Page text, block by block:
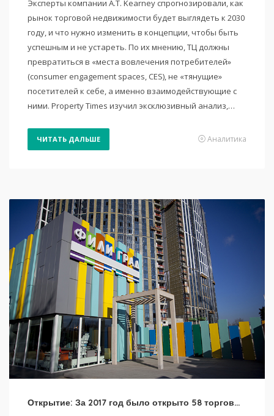
Эксперты компании A.T. Kearney спрогнозировали, как
рынок торговой недвижимости будет выглядеть к 2030
году, и что нужно изменить в концепции, чтобы быть
успешным и не устареть. По их мнению, ТЦ должны
превратиться в «места вовлечения потребителей»
(consumer engagement spaces, CES), не «тянущие»
посетителей к себе, а именно взаимодействующие с
ними. Property Times изучил эксклюзивный анализ,…
ЧИТАТЬ ДАЛЬШЕ Аналитика
Открытие: За 2017 год было открыто 58 торговых комплексов в России